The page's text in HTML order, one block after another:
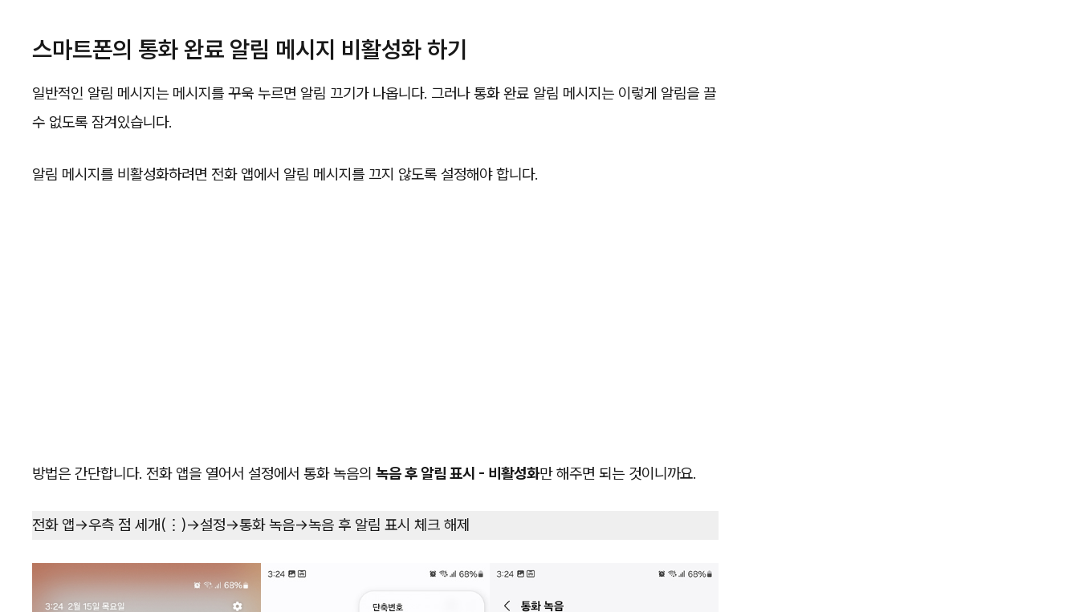
스마트폰의 통화 완료 알림 메시지 비활성화 하기
일반적인 알림 메시지는 메시지를 꾸욱 누르면 알림 끄기가 나옵니다. 그러나 통화 완료 알림 메시지는 이렇게 알림을 끌
수 없도록 잠겨있습니다.
알림 메시지를 비활성화하려면 전화 앱에서 알림 메시지를 끄지 않도록 설정해야 합니다.
방법은 간단합니다. 전화 앱을 열어서 설정에서 통화 녹음의 녹음 후 알림 표시 - 비활성화만 해주면 되는 것이니까요.
전화 앱→우측 점 세개(⋮)→설정→통화 녹음→녹음 후 알림 표시 체크 해제